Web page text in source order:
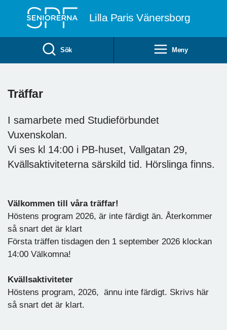
Lilla Paris Vänersborg
Sök Meny
Träffar
I samarbete med Studieförbundet
Vuxenskolan.
Vi ses kl 14:00 i PB-huset, Vallgatan 29,
Kvällsaktiviteterna särskild tid. Hörslinga finns.
Välkommen till våra träffar!
Höstens program 2026, är inte färdigt än. Återkommer
så snart det är klart
Första träffen tisdagen den 1 september 2026 klockan
14:00 Välkomna!
Kvällsaktiviteter
Höstens program, 2026, ännu inte färdigt. Skrivs här
så snart det är klart.